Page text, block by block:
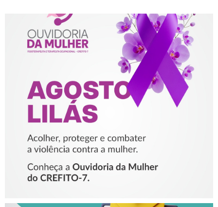
AGOSTO LILÁS – ACOLHER,
PROTEGER E COMBATER A
VIOLÊNCIA CONTRA A
MULHER